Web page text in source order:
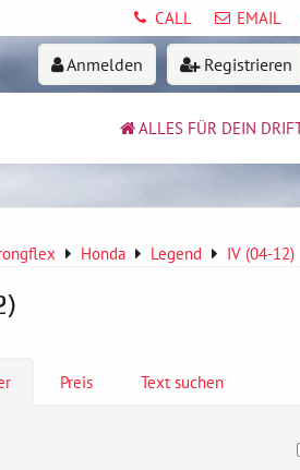
CALL EMAIL
Anmelden Registrieren
ALLES FÜR DEIN
Honda Legend IV (04-12)
Preis Text suchen